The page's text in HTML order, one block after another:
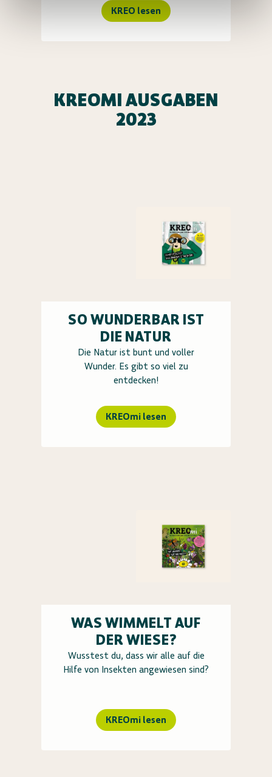
KREO lesen
KREOMI AUSGABEN
2023
SO WUNDERBAR IST
DIE NATUR
Die Natur ist bunt und voller
Wunder. Es gibt so viel zu
entdecken!
KREOmi lesen
WAS WIMMELT AUF
DER WIESE?
Wusstest du, dass wir alle auf die
Hilfe von Insekten angewiesen sind?
KREOmi lesen